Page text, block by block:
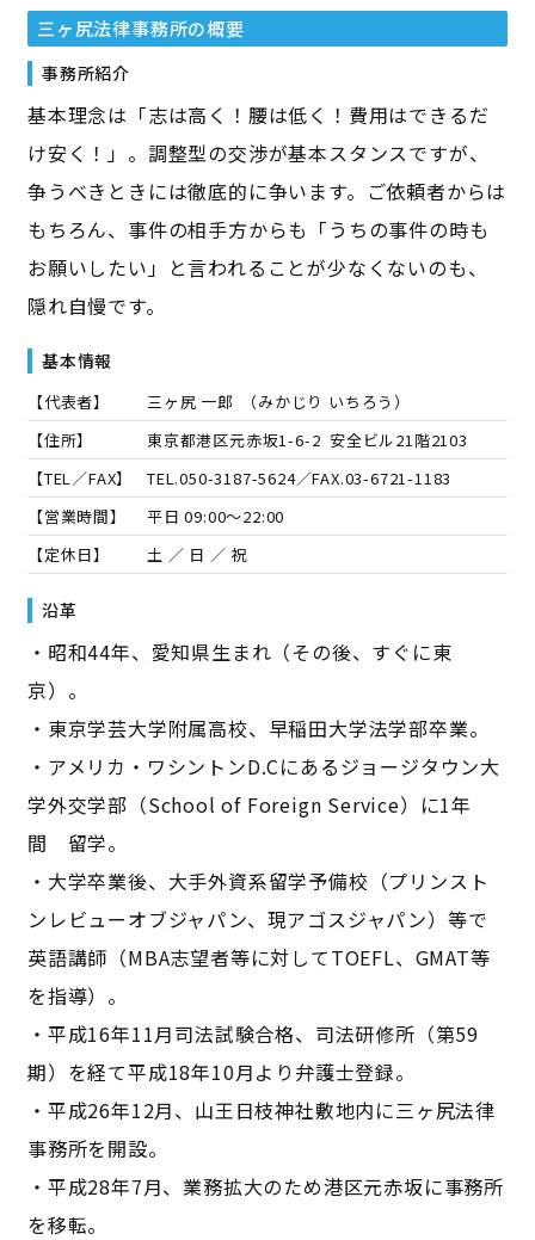
三ヶ尻法律事務所の概要
事務所紹介
基本理念は「志は高く！腰は低く！費用はできるだ
け安く！」。調整型の交渉が基本スタンスですが、
争うべきときには徹底的に争います。ご依頼者からは
もちろん、事件の相手方からも「うちの事件の時も
お願いしたい」と言われることが少なくないのも、
隠れ自慢です。
基本情報
【代表者】 三ヶ尻 一郎 （みかじり いちろう）
【住所】
東京都港区元赤坂1-6-2 安全ビル21階2103
【TEL／FAX】
TEL.050-3187-5624／FAX.03-6721-1183
【営業時間】
平日 09:00～22:00
【定休日】
土 ／ 日 ／ 祝
沿革
・昭和44年、愛知県生まれ（その後、すぐに東
京）。
・東京学芸大学附属高校、早稲田大学法学部卒業。
・アメリカ・ワシントンD.Cにあるジョージタウン大
学外交学部（School of Foreign Service）に1年
間 留学。
・大学卒業後、大手外資系留学予備校（プリンスト
ンレビューオブジャパン、現アゴスジャパン）等で
英語講師（MBA志望者等に対してTOEFL、GMAT等
を指導）。
・平成16年11月司法試験合格、司法研修所（第59
期）を経て平成18年10月より弁護士登録。
・平成26年12月、山王日枝神社敷地内に三ヶ尻法律
事務所を開設。
・平成28年7月、業務拡大のため港区元赤坂に事務所
を移転。